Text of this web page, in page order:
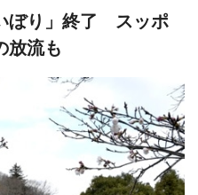
ぼり」終了 スッポ
放流も